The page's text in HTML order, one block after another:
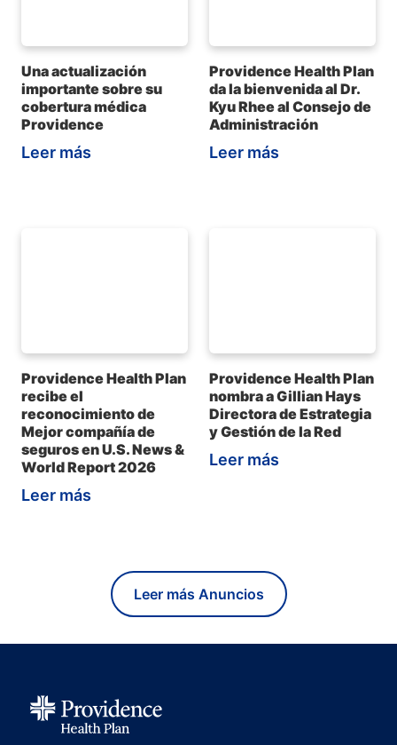
Una actualización
importante sobre su
cobertura médica
Providence
Leer más
Providence Health Plan
da la bienvenida al Dr.
Kyu Rhee al Consejo de
Administración
Leer más
Providence Health Plan
recibe el
reconocimiento de
Mejor compañía de
seguros en U.S. News &
World Report 2026
Leer más
Providence Health Plan
nombra a Gillian Hays
Directora de Estrategia
y Gestión de la Red
Leer más
Leer más Anuncios